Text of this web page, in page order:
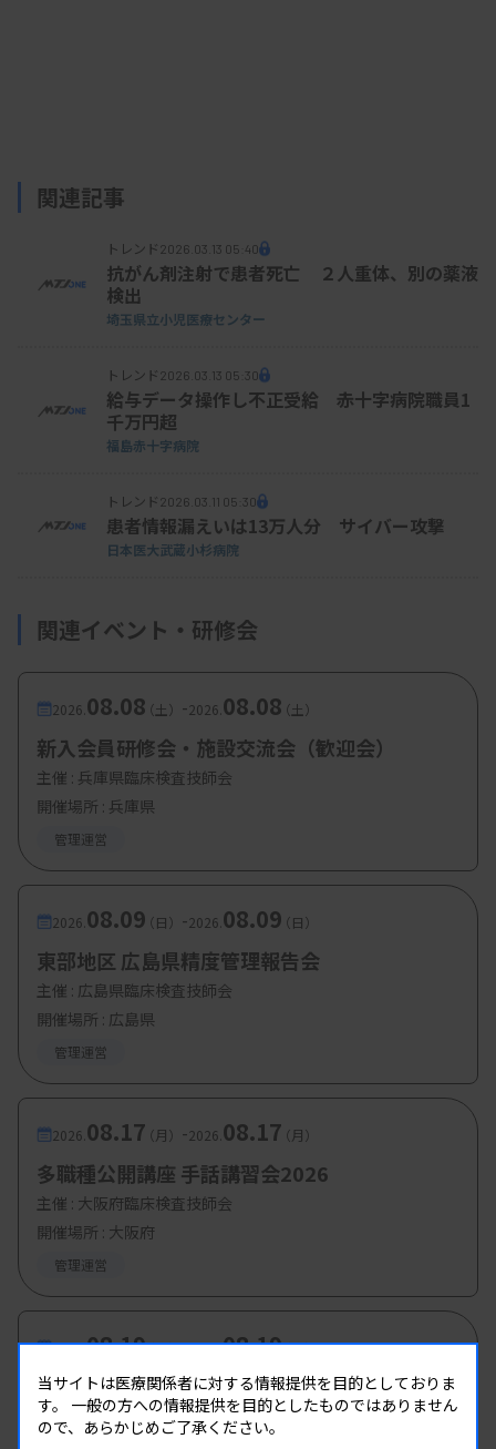
関連記事
トレンド 2026.03.13 05:40
抗がん剤注射で患者死亡 ２人重体、別の薬液
検出
埼玉県立小児医療センター
トレンド 2026.03.13 05:30
給与データ操作し不正受給 赤十字病院職員1
千万円超
福島赤十字病院
トレンド 2026.03.11 05:30
患者情報漏えいは13万人分 サイバー攻撃
日本医大武蔵小杉病院
関連イベント・研修会
2026. 08.08（土） -2026. 08.08（土）
新入会員研修会・施設交流会（歓迎会）
主催 : 兵庫県臨床検査技師会
開催場所 : 兵庫県
管理運営
2026. 08.09（日） -2026. 08.09（日）
東部地区 広島県精度管理報告会
主催 : 広島県臨床検査技師会
開催場所 : 広島県
管理運営
2026. 08.17（月） -2026. 08.17（月）
多職種公開講座 手話講習会2026
主催 : 大阪府臨床検査技師会
開催場所 : 大阪府
管理運営
2026.08.19（水）-2026.08.19（水）
第1回臨床検査総合部門研修会
主催 :
大分県臨床検査技師会
当サイトは医療関係者に対する情報提供を目的としておりま
す。 一般の方への情報提供を目的としたものではありません
ので、あらかじめご了承ください。